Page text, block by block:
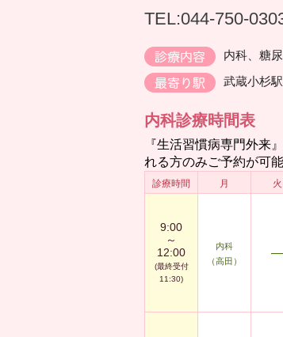
TEL:044-750-
内科、糖
武蔵小杉
内科診療時間表
『生活習慣病専門外来
れる方のみご予約が可能
診療時間 月 火
9:00
～
12:00
(最終受付
11:30)
内科
（高田）
―